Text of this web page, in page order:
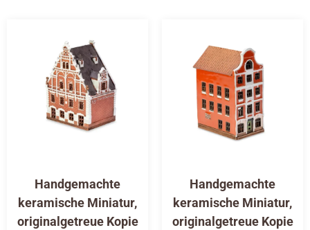
Handgemachte
keramische Miniatur,
originalgetreue Kopie
Handgemachte
keramische Miniatur,
originalgetreue Kopie